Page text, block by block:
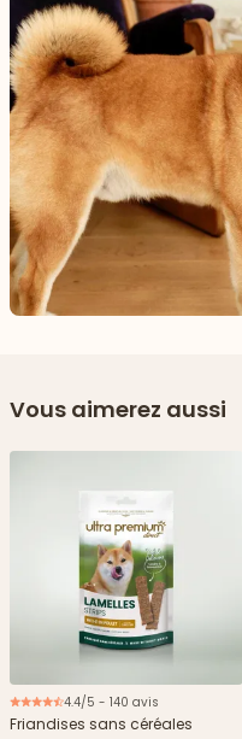
Vous aimerez aussi
4.4/5 - 140 avis
Friandises sans céréales